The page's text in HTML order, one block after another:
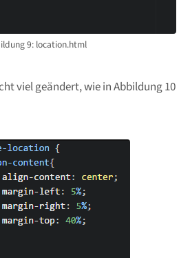
9: location.html
viel geändert, wie in Abbildung 10